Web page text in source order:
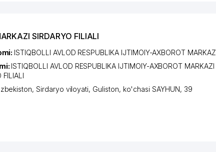
SIRDARYO FILIALI
ISTIQBOLLI AVLOD RESPUBLIKA IJTIMOIY-AXBOROT
ISTIQBOLLI AVLOD RESPUBLIKA IJTIMOIY-AXBOROT MARKAZI
FILIALI
Sirdaryo viloyati, Guliston, ko'chasi SAYHUN, 39